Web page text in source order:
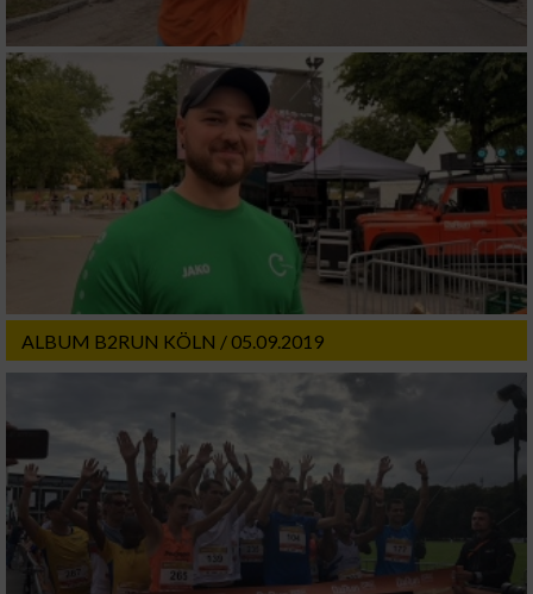
ALBUM B2RUN KÖLN / 05.09.2019